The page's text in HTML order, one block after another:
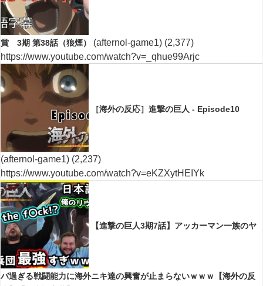
賞 3期 第38話（狼煙） (afternol-game1) (2,377)
https://www.youtube.com/watch?v=_qhue99Arjc
［海外の反応］進撃の巨人 - Episode10
(afternol-game1) (2,237)
https://www.youtube.com/watch?v=eKZXytHEIYk
【進撃の巨人3期7話】アッカーマン一族のヤ
バ過ぎる戦闘能力に海外ニキ達の興奮が止まらないｗｗｗ【海外の反